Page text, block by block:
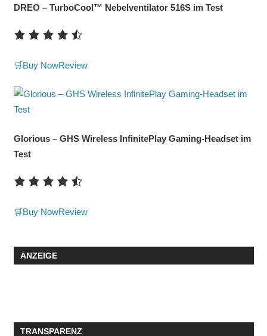
DREO – TurboCool™ Nebelventilator 516S im Test
🛒Buy NowReview
Glorious – GHS Wireless InfinitePlay Gaming-Headset im
Test
🛒Buy NowReview
ANZEIGE
TRANSPARENZ